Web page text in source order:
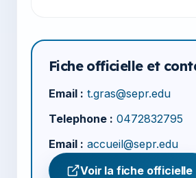
Fiche officielle et
Email : t.gras@sepr.edu
Telephone : 0472832795
Email : accueil@sepr.edu
Voir la fiche officielle